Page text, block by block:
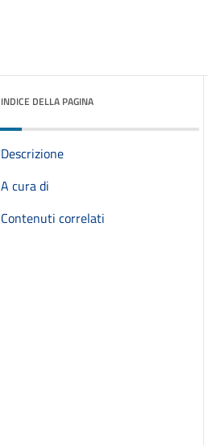
INDICE DELLA PAGINA
Descrizione
A cura di
Contenuti correlati